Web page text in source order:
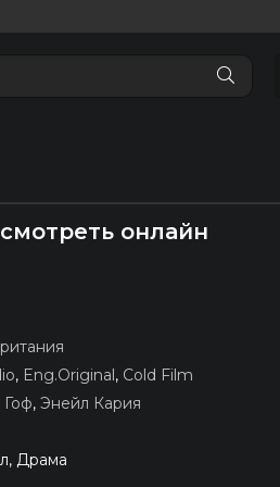
онлайн
, Eng.Original, Cold Film
, Энейл Кария
Драма